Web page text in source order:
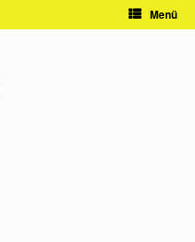
Menü